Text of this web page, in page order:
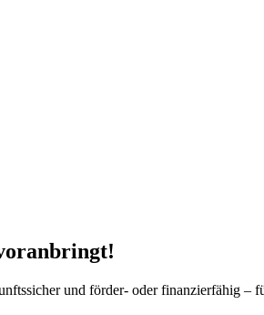
und förder- oder finanzierfähig –